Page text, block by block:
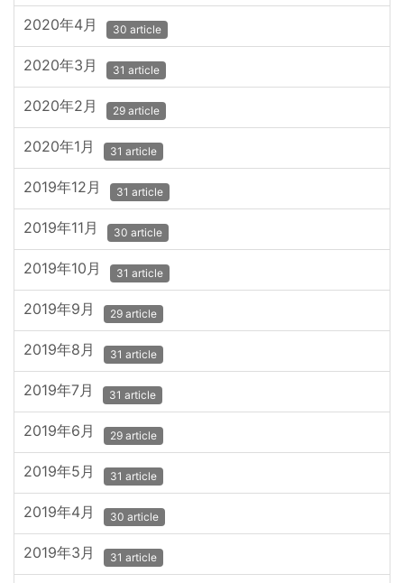
2020年4月 30 article
2020年3月 31 article
2020年2月 29 article
2020年1月 31 article
2019年12月 31 article
2019年11月 30 article
2019年10月 31 article
2019年9月 29 article
2019年8月 31 article
2019年7月 31 article
2019年6月 29 article
2019年5月 31 article
2019年4月 30 article
2019年3月 31 article